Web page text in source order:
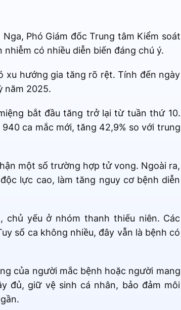
Phó Giám đốc Trung tâm Kiểm soát
có nhiều diễn biến đáng chú ý.
xu hướng gia tăng rõ rệt. Tính đến ngày
năm 2025.
bắt đầu tăng trở lại từ tuần thứ 10.
ca mắc mới, tăng 42,9% so với trung
một số trường hợp tử vong. Ngoài ra,
lực cao, làm tăng nguy cơ bệnh diễn
chủ yếu ở nhóm thanh thiếu niên. Các
số ca không nhiều, đây vẫn là bệnh có
của người mắc bệnh hoặc người mang
đủ, giữ vệ sinh cá nhân, bảo đảm môi